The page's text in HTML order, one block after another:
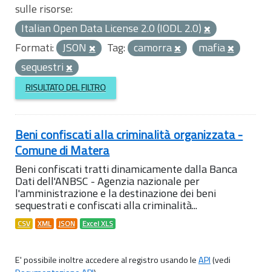
sulle risorse:
Italian Open Data License 2.0 (IODL 2.0)
Formati: JSON Tag: camorra
mafia
sequestri
RISULTATO DEL FILTRO
Beni confiscati alla criminalità organizzata -
Comune di Matera
Beni confiscati tratti dinamicamente dalla Banca
Dati dell'ANBSC - Agenzia nazionale per
l'amministrazione e la destinazione dei beni
sequestrati e confiscati alla criminalità...
CSV XML JSON Excel XLS
E' possibile inoltre accedere al registro usando leAPI(vedi